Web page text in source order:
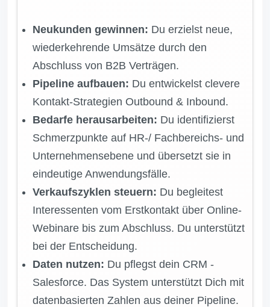
Neukunden gewinnen: Du erzielst neue,
wiederkehrende Umsätze durch den
Abschluss von B2B Verträgen.
Pipeline aufbauen: Du entwickelst clevere
Kontakt‑Strategien Outbound & Inbound.
Bedarfe herausarbeiten: Du identifizierst
Schmerzpunkte auf HR‑/ Fachbereichs- und
Unternehmensebene und übersetzt sie in
eindeutige Anwendungsfälle.
Verkaufszyklen steuern: Du begleitest
Interessenten vom Erstkontakt über Online-
Webinare bis zum Abschluss. Du unterstützt
bei der Entscheidung.
Daten nutzen: Du pflegst dein CRM -
Salesforce. Das System unterstützt Dich mit
datenbasierten Zahlen aus deiner Pipeline.